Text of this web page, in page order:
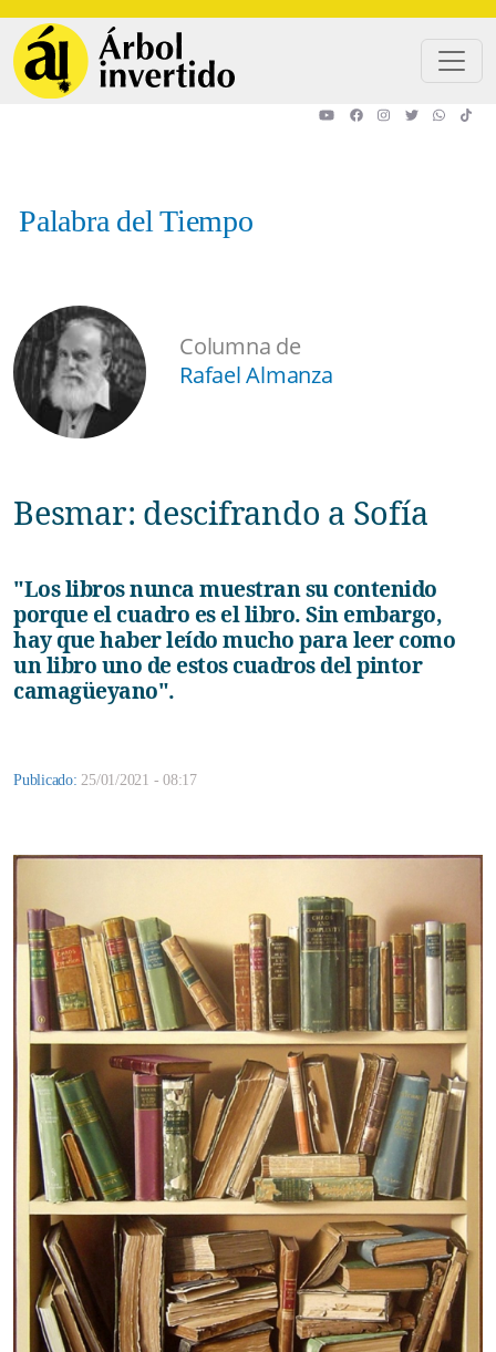
Palabra del Tiempo
Columna de
Rafael Almanza
Besmar: descifrando a Sofía
"Los libros nunca muestran su contenido
porque el cuadro es el libro. Sin embargo,
hay que haber leído mucho para leer como
un libro uno de estos cuadros del pintor
camagüeyano".
Publicado: 25/01/2021 - 08:17